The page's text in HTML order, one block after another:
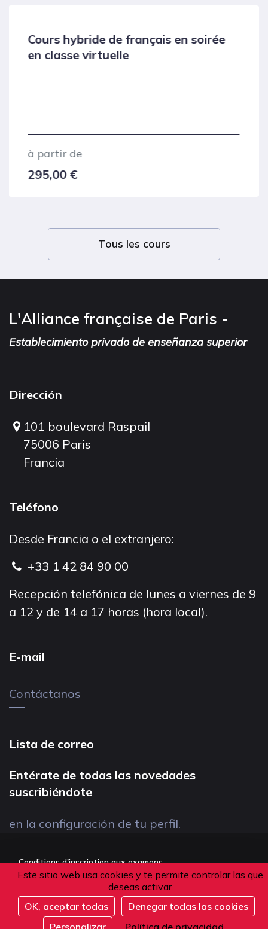
Este sitio web usa cookies y te permite controlar las que
deseas activar
OK, aceptar todas
Denegar todas las cookies
Personalizar
Política de privacidad
Cours intensif de français compact
en présentiel
à partir de
650,00 €
Tous les cours
L'Alliance française de Paris -
Establecimiento privado de enseñanza superior
Dirección
101 boulevard Raspail
75006 Paris
Francia
Teléfono
Desde Francia o el extranjero:
+33 1 42 84 90 00
Recepción telefónica de lunes a viernes de 9
a 12 y de 14 a 17 horas (hora local).
E-mail
Contáctanos
Lista de correo
Entérate de todas las novedades
suscribiéndote
en la configuración de tu perfil.
Conditions d'inscription aux examens
Politique de confidentialité
Conditions générales de vente
Suivez-nous